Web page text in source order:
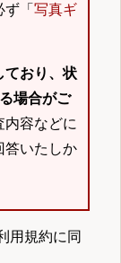
「 写真ギ
ており、状
場合がご
内容などに
答いたしか
用規約に同